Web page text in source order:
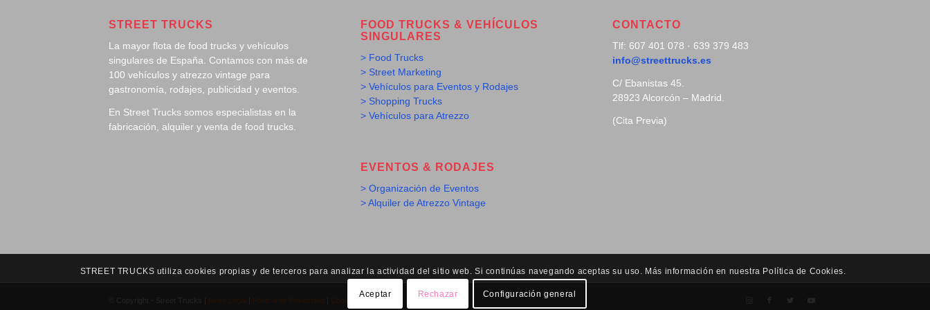
STREET TRUCKS
La mayor flota de food trucks y vehículos
singulares de España. Contamos con más de
100 vehículos y atrezzo vintage para
gastronomía, rodajes, publicidad y eventos.
En Street Trucks somos especialistas en la
fabricación, alquiler y venta de food trucks.
FOOD TRUCKS & VEHÍCULOS
SINGULARES
> Food Trucks
> Street Marketing
> Vehículos para Eventos y Rodajes
> Shopping Trucks
> Vehículos para Atrezzo
EVENTOS & RODAJES
> Organización de Eventos
> Alquiler de Atrezzo Vintage
CONTACTO
Tlf: 607 401 078 · 639 379 483
info@streettrucks.es
C/ Ebanistas 45.
28923 Alcorcón – Madrid.
(Cita Previa)
STREET TRUCKS utiliza cookies propias y de terceros para analizar la actividad del sitio web. Si continúas navegando aceptas su uso. Más información en nuestra Política de Cookies.
Aceptar Rechazar Configuración general